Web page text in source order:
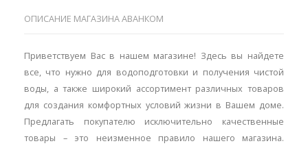
ОПИСАНИЕ МАГАЗИНА АВАНКОМ
Приветствуем Вас в нашем магазине! Здесь вы найдете
все, что нужно для водоподготовки и получения чистой
воды, а также широкий ассортимент различных товаров
для создания комфортных условий жизни в Вашем доме.
Предлагать покупателю исключительно качественные
товары – это неизменное правило нашего магазина.